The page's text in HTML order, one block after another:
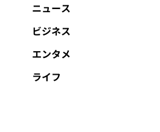
ニュース
ビジネス
エンタメ
ライフ